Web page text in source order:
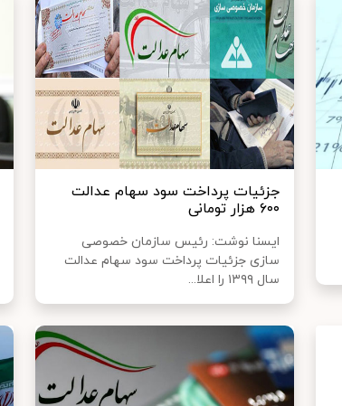
جزئیات پرداخت سود سهام عدالت
۶۰۰ هزار تومانی
ایسنا نوشت: رئیس سازمان خصوصی
سازی جزئیات پرداخت سود سهام عدالت
سال ۱۳۹۹ را اعلا...